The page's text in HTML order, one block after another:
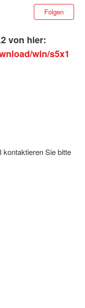
Folgen
von hier:
win/s5x1
kontaktieren Sie bitte